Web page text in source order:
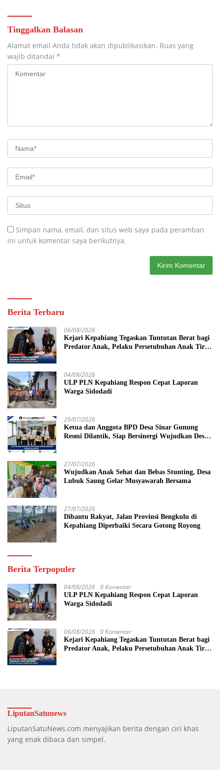
Tinggalkan Balasan
Alamat email Anda tidak akan dipublikasikan. Ruas yang
wajib ditandai *
Simpan nama, email, dan situs web saya pada peramban
ini untuk komentar saya berikutnya.
Berita Terbaru
06/08/2026
Kejari Kepahiang Tegaskan Tuntutan Berat bagi
Predator Anak, Pelaku Persetubuhan Anak Tiri
04/08/2026
ULP PLN Kepahiang Respon Cepat Laporan
Warga Sidodadi
29/07/2026
Ketua dan Anggota BPD Desa Sinar Gunung
Resmi Dilantik, Siap Bersinergi Wujudkan Desa
27/07/2026
Wujudkan Anak Sehat dan Bebas Stunting, Desa
Lubuk Saung Gelar Musyawarah Bersama
27/07/2026
Dibantu Rakyat, Jalan Provinsi Bengkulu di
Kepahiang Diperbaiki Secara Gotong Royong
Berita Terpopuler
04/08/2026 0 Komentar
ULP PLN Kepahiang Respon Cepat Laporan
Warga Sidodadi
06/08/2026 0 Komentar
Kejari Kepahiang Tegaskan Tuntutan Berat bagi
Predator Anak, Pelaku Persetubuhan Anak Tiri
LiputanSatunews
LiputanSatuNews.com menyajikan berita dengan ciri khas
yang enak dibaca dan simpel.